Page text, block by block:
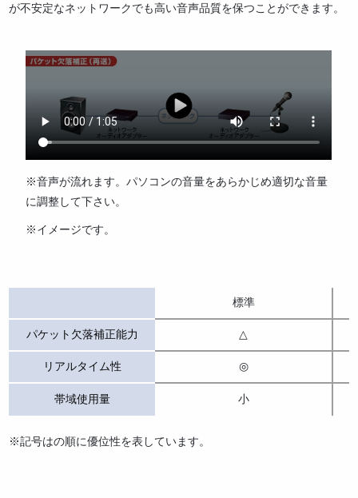
が不安定なネットワークでも高い音声品質を保つことができます。
※音声が流れます。パソコンの音量をあらかじめ適切な音量
に調整して下さい。
※イメージです。
パケット欠落補正能力
リアルタイム性
帯域使用量
標準
△
◎
小
※記号はの順に優位性を表しています。